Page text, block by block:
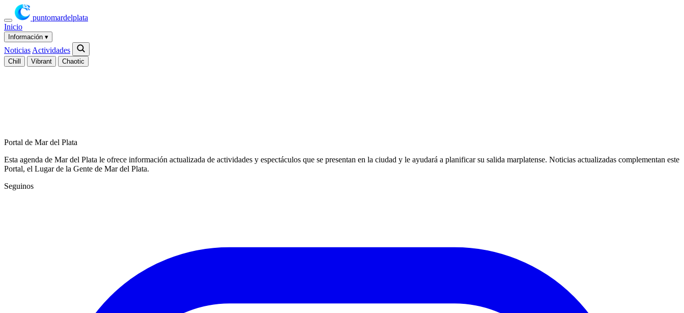
puntomardelplata
Inicio
Información ▾
Noticias Actividades
Chill Vibrant Chaotic
Portal de Mar del Plata
Esta agenda de Mar del Plata le ofrece información actualizada de actividades y espectáculos que se presentan en la ciudad y le ayudará a planificar su salida marplatense. Noticias actualizadas complementan este
Portal, el Lugar de la Gente de Mar del Plata.
Seguinos